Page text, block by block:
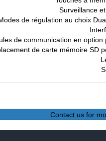
Surveillance
de régulation au choix
de communication en
de carte mémoire SD
Contact us for